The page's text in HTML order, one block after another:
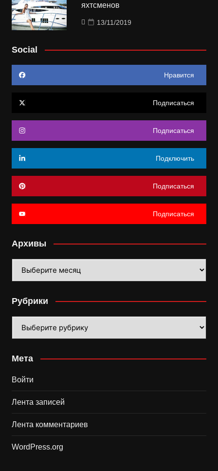
яхтсменов
13/11/2019
Social
Нравится
Подписаться
Подписаться
Подключить
Подписаться
Подписаться
Архивы
Рубрики
Мета
Войти
Лента записей
Лента комментариев
WordPress.org